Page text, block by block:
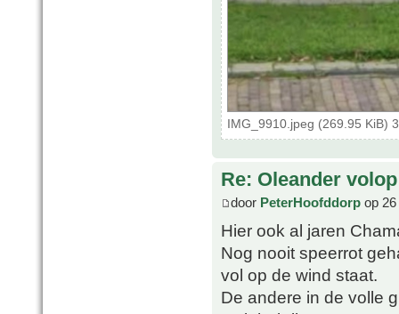
IMG_9910.jpeg (269.95 KiB)
Re: Oleander
door PeterHoofddorp op
Hier ook al jaren
Nog nooit speerrot
vol op de wind staat.
De andere in de volle